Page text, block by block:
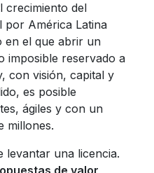
crecimiento del
por América Latina
en el que abrir un
imposible reservado a
con visión, capital y
es posible
ágiles y con un
millones.
levantar una licencia.